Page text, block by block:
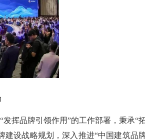
挥品牌引领作用”的工作部署，秉承“
建设战略规划，深入推进“中国建筑品